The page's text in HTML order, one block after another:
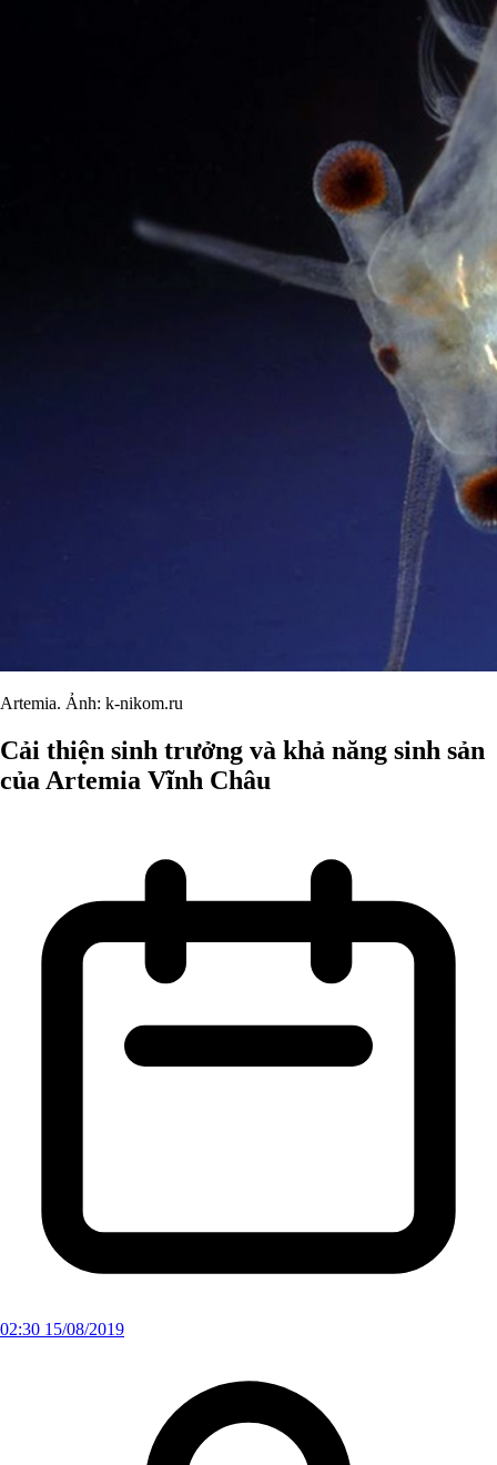
Artemia. Ảnh: k-nikom.ru
Cải thiện sinh trưởng và khả năng sinh sản
của Artemia Vĩnh Châu
02:30 15/08/2019